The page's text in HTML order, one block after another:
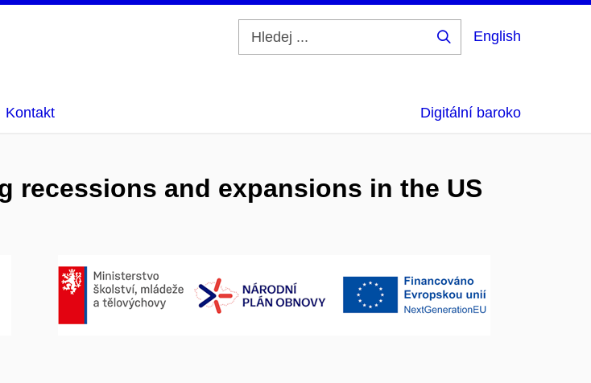
English
Kontakt Digitální baroko
recessions and expansions in the US